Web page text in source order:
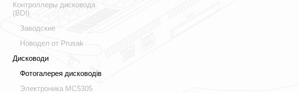
Контроллеры дисковода
(BDI)
Заводские
Новодел от Prusak
Дисководи
Фотогалерея дисководів
Электроника МС5305